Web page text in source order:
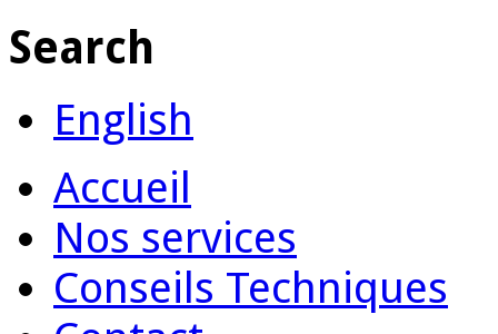
Search
English
Accueil
Nos services
Conseils Techniques